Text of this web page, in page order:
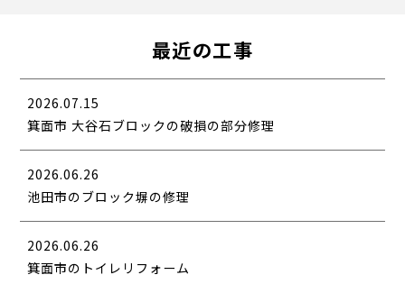
最近の工事
2026.07.15
箕面市 大谷石ブロックの破損の部分修理
2026.06.26
池田市のブロック塀の修理
2026.06.26
箕面市のトイレリフォーム